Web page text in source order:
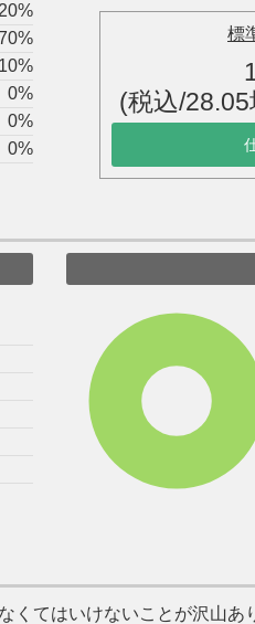
20%
10%
0%
0%
0%
標
(税込/
くてはいけないことが沢山あ